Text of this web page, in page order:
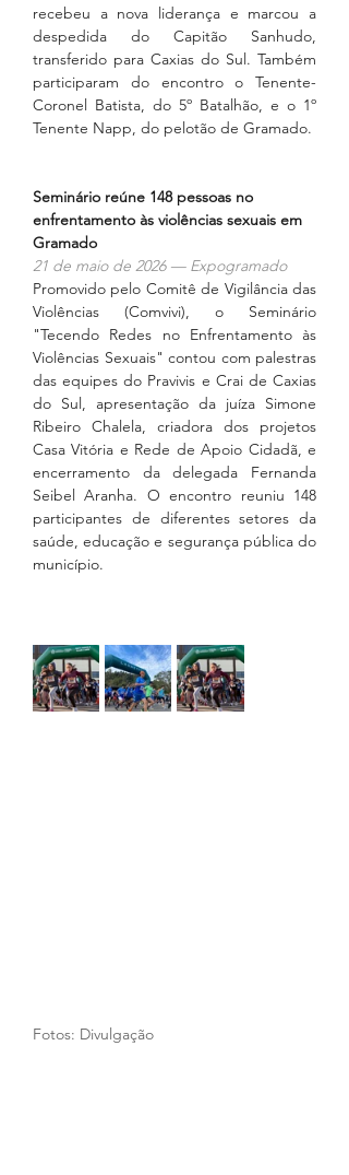
recebeu a nova liderança e marcou a
despedida do Capitão Sanhudo,
transferido para Caxias do Sul. Também
participaram do encontro o Tenente-
Coronel Batista, do 5º Batalhão, e o 1º
Tenente Napp, do pelotão de Gramado.
Seminário reúne 148 pessoas no
enfrentamento às violências sexuais em
Gramado
21 de maio de 2026 — Expogramado
Promovido pelo Comitê de Vigilância das
Violências (Comvivi), o Seminário
"Tecendo Redes no Enfrentamento às
Violências Sexuais" contou com palestras
das equipes do Pravivis e Crai de Caxias
do Sul, apresentação da juíza Simone
Ribeiro Chalela, criadora dos projetos
Casa Vitória e Rede de Apoio Cidadã, e
encerramento da delegada Fernanda
Seibel Aranha. O encontro reuniu 148
participantes de diferentes setores da
saúde, educação e segurança pública do
município.
Fotos: Divulgação